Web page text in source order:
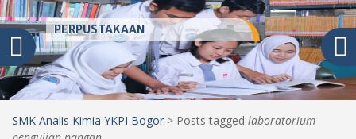
PERPUSTAKAAN
SMK Analis Kimia YKPI Bogor > Posts tagged laboratorium